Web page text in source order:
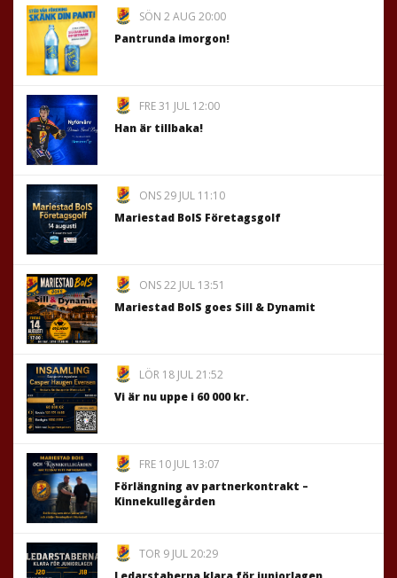
SÖN 2 AUG 20:00
Pantrunda imorgon!
FRE 31 JUL 12:00
Han är tillbaka!
ONS 29 JUL 11:10
Mariestad BoIS Företagsgolf
ONS 22 JUL 13:51
Mariestad BoIS goes Sill & Dynamit
LÖR 18 JUL 21:52
Vi är nu uppe i 60 000 kr.
FRE 10 JUL 13:07
Förlängning av partnerkontrakt –
Kinnekullegården
TOR 9 JUL 20:29